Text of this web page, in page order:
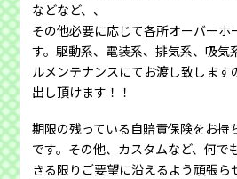
などなど、、
その他必要に応じて各所オーバーホ
す。駆動系、電装系、排気系、吸気
ルメンテナンスにてお渡し致します
出し頂けます！！
期限の残っている自賠責保険をお持
です。その他、カスタムなど、何で
きる限りご要望に沿えるよう頑張ら